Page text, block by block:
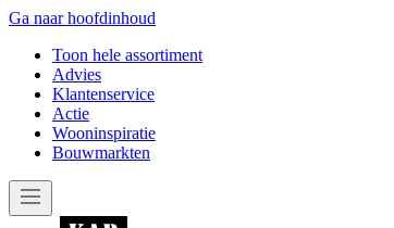
Ga naar hoofdinhoud
Toon hele assortiment
Advies
Klantenservice
Actie
Wooninspiratie
Bouwmarkten